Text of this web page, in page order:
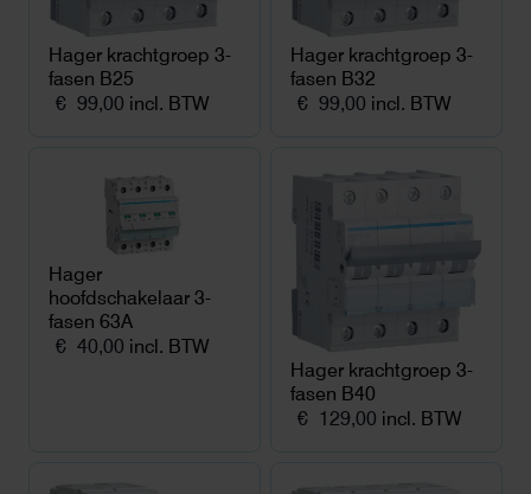
Hager krachtgroep 3-
fasen B25
€ 99,00 incl. BTW
Hager krachtgroep 3-
fasen B32
€ 99,00 incl. BTW
Hager
hoofdschakelaar 3-
fasen 63A
€ 40,00 incl. BTW
Hager krachtgroep 3-
fasen B40
€ 129,00 incl. BTW